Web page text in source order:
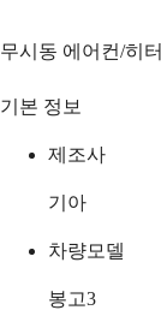
무시동 에어컨/히터
기본 정보
제조사
기아
차량모델
봉고3